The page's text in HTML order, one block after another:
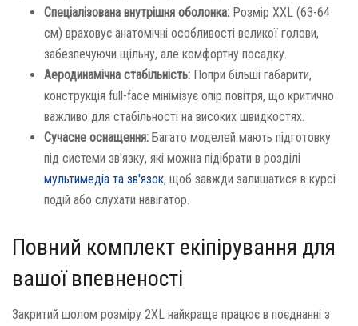
Спеціалізована внутрішня оболонка: Розмір XXL (63-64
см) враховує анатомічні особливості великої голови,
забезпечуючи щільну, але комфортну посадку.
Аеродинамічна стабільність: Попри більші габарити,
конструкція full-face мінімізує опір повітря, що критично
важливо для стабільності на високих швидкостях.
Сучасне оснащення: Багато моделей мають підготовку
під системи зв'язку, які можна підібрати в розділі
мультимедіа та зв'язок, щоб завжди залишатися в курсі
подій або слухати навігатор.
Повний комплект екіпірування для
вашої впевненості
Закритий шолом розміру 2XL найкраще працює в поєднанні з